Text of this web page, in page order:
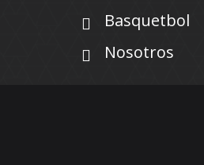
Basquetbol
Nosotros